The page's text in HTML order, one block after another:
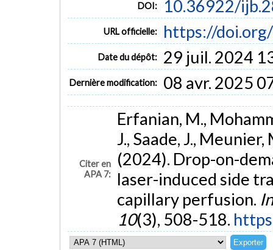
DOI: 10.36922/
URL officielle: https://
Date du dépôt: 29 juil. 2024
Dernière modification: 08 avr. 2025
Citer en
APA 7:
Erfanian, M.,
J., Saade, J.,
(2024). Drop-on-
laser-induced side
capillary perfusion.
10(3), 508-518.